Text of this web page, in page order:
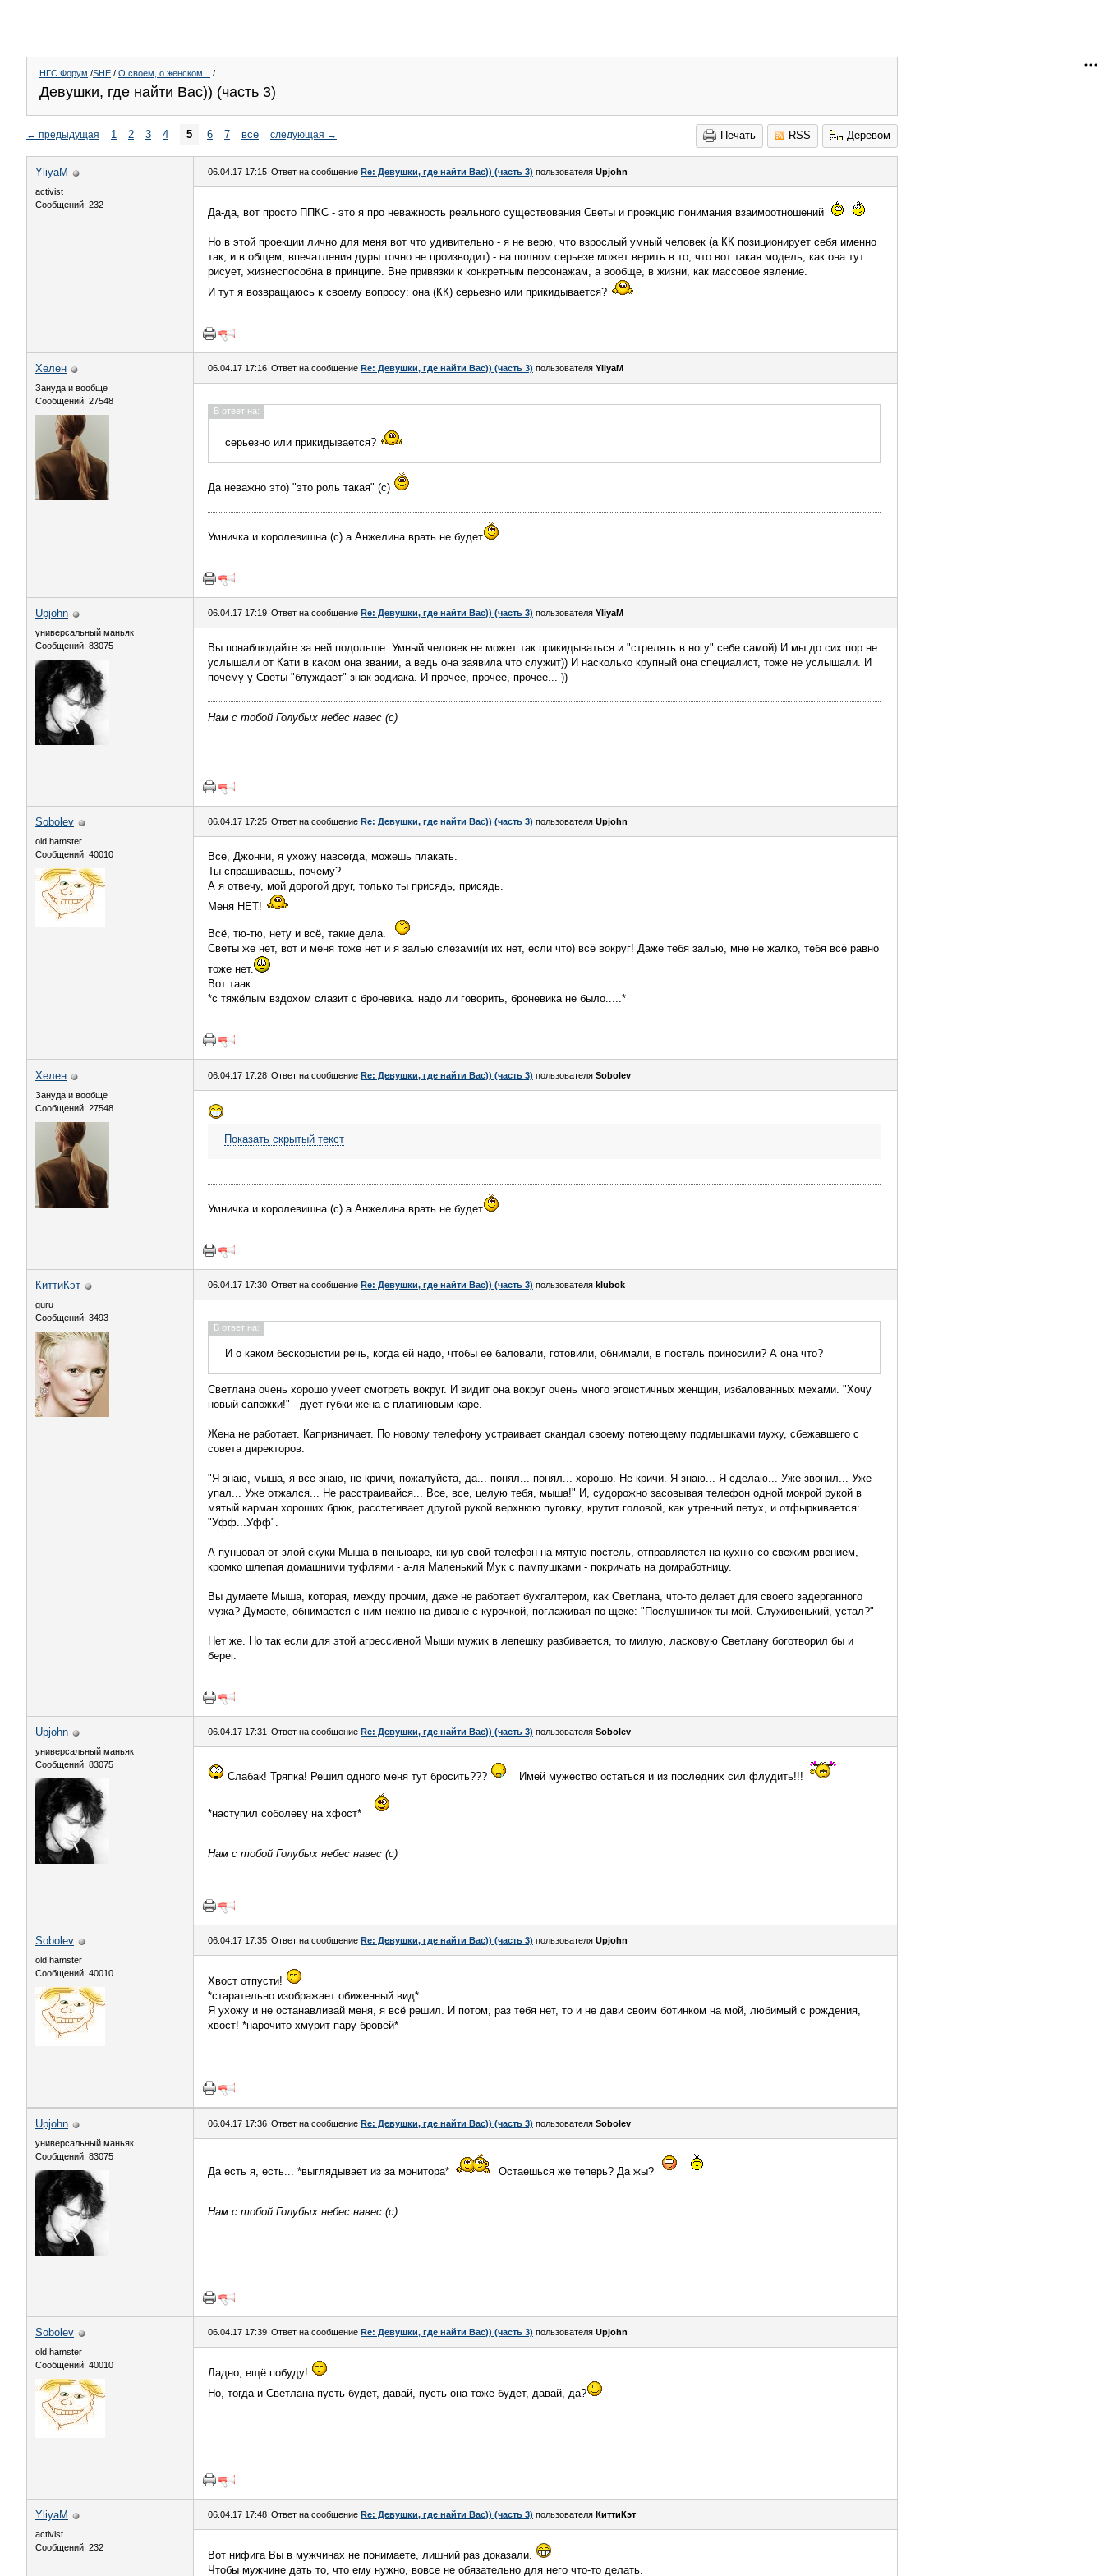
НГС.Форум /SHE / О своем, о женском... /
Девушки, где найти Вас)) (часть 3)
Печать RSS Деревом
← предыдущая 1 2 3 4 5 6 7 все следующая →
YliyaM
activist
Сообщений: 232
06.04.17 17:15 Ответ на сообщение Re: Девушки, где найти Вас)) (часть 3) пользователя Upjohn
Да-да, вот просто ППКС - это я про неважность реального существования Светы и проекцию понимания взаимоотношений
Но в этой проекции лично для меня вот что удивительно - я не верю, что взрослый умный человек (а КК позиционирует себя именно
так, и в общем, впечатления дуры точно не производит) - на полном серьезе может верить в то, что вот такая модель, как она тут
рисует, жизнеспособна в принципе. Вне привязки к конкретным персонажам, а вообще, в жизни, как массовое явление.
И тут я возвращаюсь к своему вопросу: она (КК) серьезно или прикидывается?
Хелен
Зануда и вообще
Сообщений: 27548
06.04.17 17:16 Ответ на сообщение Re: Девушки, где найти Вас)) (часть 3) пользователя YliyaM
В ответ на:
серьезно или прикидывается?
Да неважно это) "это роль такая" (с)
Умничка и королевишна (с) а Анжелина врать не будет
Upjohn
универсальный маньяк
Сообщений: 83075
06.04.17 17:19 Ответ на сообщение Re: Девушки, где найти Вас)) (часть 3) пользователя YliyaM
Вы понаблюдайте за ней подольше. Умный человек не может так прикидываться и "стрелять в ногу" себе самой) И мы до сих пор не
услышали от Кати в каком она звании, а ведь она заявила что служит)) И насколько крупный она специалист, тоже не услышали. И
почему у Светы "блуждает" знак зодиака. И прочее, прочее, прочее... ))
Нам с тобой Голубых небес навес (с)
Sobolev
old hamster
Сообщений: 40010
06.04.17 17:25 Ответ на сообщение Re: Девушки, где найти Вас)) (часть 3) пользователя Upjohn
Всё, Джонни, я ухожу навсегда, можешь плакать.
Ты спрашиваешь, почему?
А я отвечу, мой дорогой друг, только ты присядь, присядь.
Меня НЕТ!
Всё, тю-тю, нету и всё, такие дела.
Светы же нет, вот и меня тоже нет и я залью слезами(и их нет, если что) всё вокруг! Даже тебя залью, мне не жалко, тебя всё равно
тоже нет.
Вот таак.
*с тяжёлым вздохом слазит с броневика. надо ли говорить, броневика не было.....*
Хелен
Зануда и вообще
Сообщений: 27548
06.04.17 17:28 Ответ на сообщение Re: Девушки, где найти Вас)) (часть 3) пользователя Sobolev
Показать скрытый текст
Умничка и королевишна (с) а Анжелина врать не будет
КиттиКэт
guru
Сообщений: 3493
06.04.17 17:30 Ответ на сообщение Re: Девушки, где найти Вас)) (часть 3) пользователя klubok
В ответ на:
И о каком бескорыстии речь, когда ей надо, чтобы ее баловали, готовили, обнимали, в постель приносили? А она что?
Светлана очень хорошо умеет смотреть вокруг. И видит она вокруг очень много эгоистичных женщин, избалованных мехами. "Хочу
новый сапожки!" - дует губки жена с платиновым каре.
Жена не работает. Капризничает. По новому телефону устраивает скандал своему потеющему подмышками мужу, сбежавшего с
совета директоров.
"Я знаю, мыша, я все знаю, не кричи, пожалуйста, да... понял... понял... хорошо. Не кричи. Я знаю... Я сделаю... Уже звонил... Уже
упал... Уже отжался... Не расстраивайся... Все, все, целую тебя, мыша!" И, судорожно засовывая телефон одной мокрой рукой в
мятый карман хороших брюк, расстегивает другой рукой верхнюю пуговку, крутит головой, как утренний петух, и отфыркивается:
"Уфф...Уфф".
А пунцовая от злой скуки Мыша в пеньюаре, кинув свой телефон на мятую постель, отправляется на кухню со свежим рвением,
кромко шлепая домашними туфлями - а-ля Маленький Мук с пампушками - покричать на домработницу.
Вы думаете Мыша, которая, между прочим, даже не работает бухгалтером, как Светлана, что-то делает для своего задерганного
мужа? Думаете, обнимается с ним нежно на диване с курочкой, поглаживая по щеке: "Послушничок ты мой. Служивенький, устал?"
Нет же. Но так если для этой агрессивной Мыши мужик в лепешку разбивается, то милую, ласковую Светлану боготворил бы и
берег.
Upjohn
универсальный маньяк
Сообщений: 83075
06.04.17 17:31 Ответ на сообщение Re: Девушки, где найти Вас)) (часть 3) пользователя Sobolev
Слабак! Тряпка! Решил одного меня тут бросить??? Имей мужество остаться и из последних сил флудить!!!
*наступил соболеву на хфост*
Нам с тобой Голубых небес навес (с)
Sobolev
old hamster
Сообщений: 40010
06.04.17 17:35 Ответ на сообщение Re: Девушки, где найти Вас)) (часть 3) пользователя Upjohn
Хвост отпусти!
*старательно изображает обиженный вид*
Я ухожу и не останавливай меня, я всё решил. И потом, раз тебя нет, то и не дави своим ботинком на мой, любимый с рождения,
хвост! *нарочито хмурит пару бровей*
Upjohn
универсальный маньяк
Сообщений: 83075
06.04.17 17:36 Ответ на сообщение Re: Девушки, где найти Вас)) (часть 3) пользователя Sobolev
Да есть я, есть... *выглядывает из за монитора* Остаешься же теперь? Да жы?
Нам с тобой Голубых небес навес (с)
Sobolev
old hamster
Сообщений: 40010
06.04.17 17:39 Ответ на сообщение Re: Девушки, где найти Вас)) (часть 3) пользователя Upjohn
Ладно, ещё побуду!
Но, тогда и Светлана пусть будет, давай, пусть она тоже будет, давай, да?
YliyaM
activist
Сообщений: 232
06.04.17 17:48 Ответ на сообщение Re: Девушки, где найти Вас)) (часть 3) пользователя КиттиКэт
Вот нифига Вы в мужчинах не понимаете, лишний раз доказали.
Чтобы мужчине дать то, что ему нужно, вовсе не обязательно для него что-то делать.